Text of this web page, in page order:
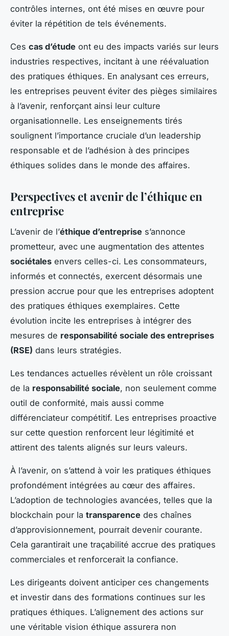
contrôles internes, ont été mises en œuvre pour
éviter la répétition de tels événements.
Ces cas d’étude ont eu des impacts variés sur leurs
industries respectives, incitant à une réévaluation
des pratiques éthiques. En analysant ces erreurs,
les entreprises peuvent éviter des pièges similaires
à l’avenir, renforçant ainsi leur culture
organisationnelle. Les enseignements tirés
soulignent l’importance cruciale d’un leadership
responsable et de l’adhésion à des principes
éthiques solides dans le monde des affaires.
Perspectives et avenir de l’éthique en
entreprise
L’avenir de l’éthique d’entreprise s’annonce
prometteur, avec une augmentation des attentes
sociétales envers celles-ci. Les consommateurs,
informés et connectés, exercent désormais une
pression accrue pour que les entreprises adoptent
des pratiques éthiques exemplaires. Cette
évolution incite les entreprises à intégrer des
mesures de responsabilité sociale des entreprises
(RSE) dans leurs stratégies.
Les tendances actuelles révèlent un rôle croissant
de la responsabilité sociale, non seulement comme
outil de conformité, mais aussi comme
différenciateur compétitif. Les entreprises proactive
sur cette question renforcent leur légitimité et
attirent des talents alignés sur leurs valeurs.
À l’avenir, on s’attend à voir les pratiques éthiques
profondément intégrées au cœur des affaires.
L’adoption de technologies avancées, telles que la
blockchain pour la transparence des chaînes
d’approvisionnement, pourrait devenir courante.
Cela garantirait une traçabilité accrue des pratiques
commerciales et renforcerait la confiance.
Les dirigeants doivent anticiper ces changements
et investir dans des formations continues sur les
pratiques éthiques. L’alignement des actions sur
une véritable vision éthique assurera non